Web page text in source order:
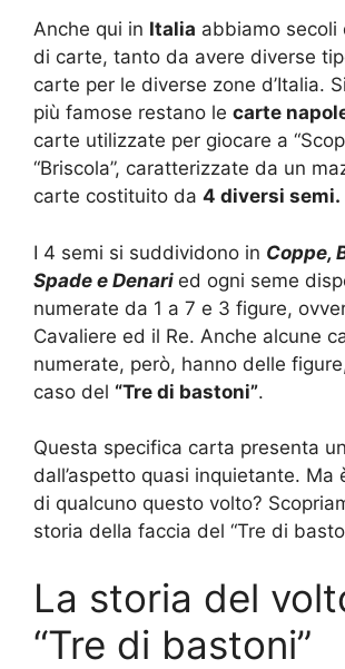
Anche qui in Italia abbiamo secoli
di carte, tanto da avere diverse
carte per le diverse zone d’Italia.
più famose restano le carte
carte utilizzate per giocare a
“Briscola”, caratterizzate da un
carte costituito da 4 diversi semi.
I 4 semi si suddividono in Coppe,
Spade e Denari ed ogni seme
numerate da 1 a 7 e 3 figure,
Cavaliere ed il Re. Anche alcune
numerate, però, hanno delle
caso del “Tre di bastoni”.
Questa specifica carta presenta un
dall’aspetto quasi inquietante. Ma
di qualcuno questo volto?
storia della faccia del “Tre di
La storia del
“Tre di bastoni”